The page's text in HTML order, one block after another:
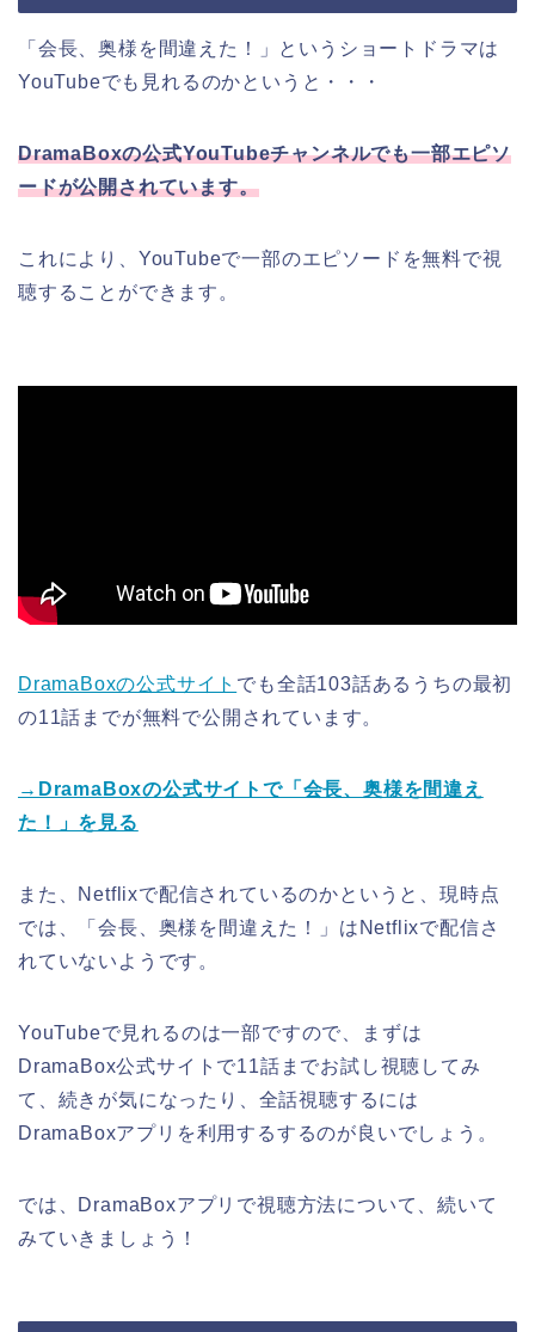
「会長、奥様を間違えた！」というショートドラマは
YouTubeでも見れるのかというと・・・
DramaBoxの公式YouTubeチャンネルでも一部エピソ
ードが公開されています。
これにより、YouTubeで一部のエピソードを無料で視
聴することができます。
DramaBoxの公式サイト でも全話103話あるうちの最初
の11話までが無料で公開されています。
→DramaBoxの公式サイトで「会長、奥様を間違え
た！」を見る
また、Netflixで配信されているのかというと、現時点
では、「会長、奥様を間違えた！」はNetflixで配信さ
れていないようです。
YouTubeで見れるのは一部ですので、まずは
DramaBox公式サイトで11話までお試し視聴してみ
て、続きが気になったり、全話視聴するには
DramaBoxアプリを利用するするのが良いでしょう。
では、DramaBoxアプリで視聴方法について、続いて
みていきましょう！